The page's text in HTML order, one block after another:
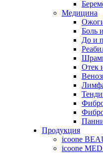
Медицина
Боль
До и
Отек
Продукция
icoone
icoone